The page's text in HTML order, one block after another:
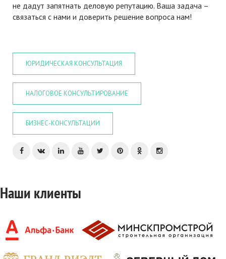
не дадут запятнать деловую репутацию. Ваша задача –
связаться с нами и доверить решение вопроса нам!
ЮРИДИЧЕСКАЯ КОНСУЛЬТАЦИЯ
НАЛОГОВОЕ КОНСУЛЬТИРОВАНИЕ
БИЗНЕС-КОНСУЛЬТАЦИИ
Наши клиенты